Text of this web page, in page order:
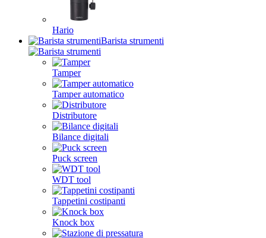
Hario
Barista strumenti
Tamper
Tamper automatico
Distributore
Bilance digitali
Puck screen
WDT tool
Tappetini costipanti
Knock box